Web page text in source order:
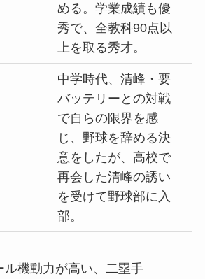
める。学業成績も優
秀で、全教科90点以
上を取る秀才。
中学時代、清峰・要
バッテリーとの対戦
で自らの限界を感
じ、野球を辞める決
意をしたが、高校で
再会した清峰の誘い
を受けて野球部に入
部。
ル機動力が高い、二塁手